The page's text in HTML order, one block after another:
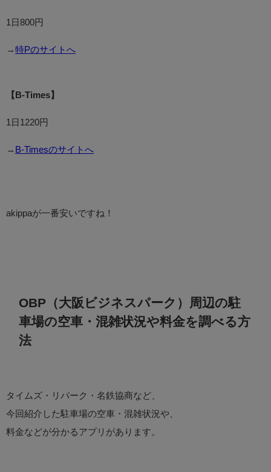
1日800円
→ 特Pのサイトへ
【B-Times】
1日1220円
→ B-Timesのサイトへ
akippaが一番安いですね！
OBP（大阪ビジネスパーク）周辺の駐
車場の空車・混雑状況や料金を調べる方
法
タイムズ・リパーク・名鉄協商など、
今回紹介した駐車場の空車・混雑状況や、
料金などが分かるアプリがあります。